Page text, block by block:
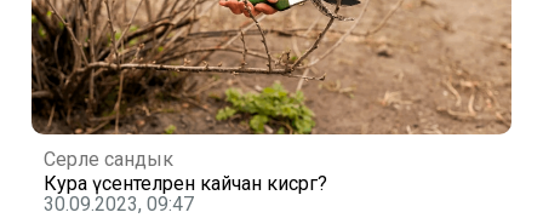
Серле сандык
Кура үсентеләрен кайчан кисәргә?
30.09.2023, 09:47